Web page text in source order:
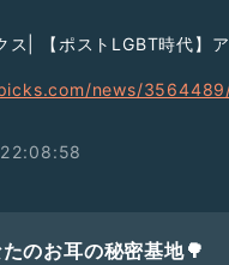
ス| 【ポストLGBT時代】
news/
のお耳の秘密基地🌳